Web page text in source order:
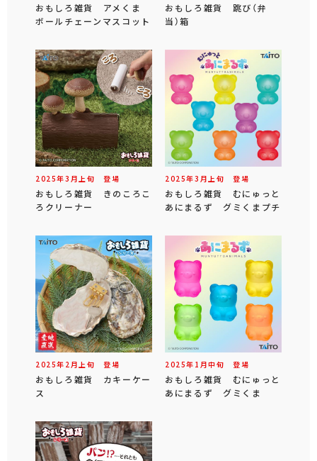
おもしろ雑貨 アメくま
ボールチェーンマスコット
おもしろ雑貨 跳び（弁
当）箱
2025年3 月 上旬 登場
おもしろ雑貨 きのころこ
ろクリーナー
2025年3 月 上旬 登場
おもしろ雑貨 むにゅっと
あにまるず グミくまプチ
2025年 2 月 上旬 登場
おもしろ雑貨 カキーケー
ス
2025年 1 月中旬 登場
おもしろ雑貨 むにゅっと
あにまるず グミくま